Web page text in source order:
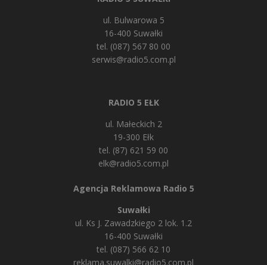
ul. Bulwarowa 5
16-400 Suwałki
tel. (087) 567 80 00
serwis@radio5.com.pl
RADIO 5 EŁK
ul. Małeckich 2
19-300 Ełk
tel. (87) 621 59 00
elk@radio5.com.pl
Agencja Reklamowa Radio 5
Suwałki
ul. Ks J. Zawadzkiego 2 lok. 1.2
16-400 Suwałki
tel. (087) 566 62 10
reklama.suwalki@radio5.com.pl